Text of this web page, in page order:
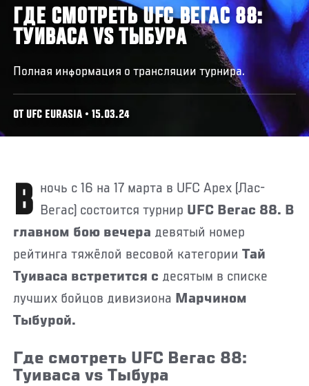
ГДЕ СМОТРЕТЬ UFC ВЕГАС 88:
ТУИВАСА VS ТЫБУРА
Полная информация о трансляции турнира.
ОТ UFC EURASIA • 15.03.24
В ночь с 16 на 17 марта в UFC Apex (Лас- Вегас) состоится турнир UFC Вегас 88. В
главном бою вечера девятый номер
рейтинга тяжёлой весовой категории Тай
Туиваса встретится с десятым в списке
лучших бойцов дивизиона Марчином
Тыбурой.
Где смотреть UFC Вегас 88:
Туиваса vs Тыбура